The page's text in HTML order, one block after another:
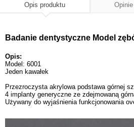
Opis produktu
Badanie dentystyczne Model
Opis:
Model: 6001
Jeden kawałek
Przezroczysta akrylowa podstawa górnej
4 implanty generyczne ze zdejmowaną
Używany do wyjaśnienia funkcjonowania